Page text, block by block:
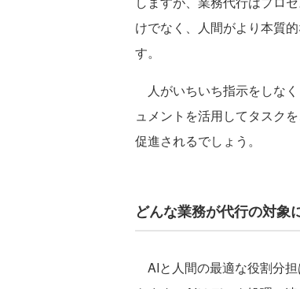
けでなく、人間がより本質
す。
人がいちいち指示をしな
ュメントを活用してタスク
促進されるでしょう。
どんな業務が代行の対象
AIと人間の最適な役割分